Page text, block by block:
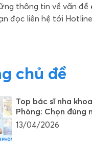
thông tin về vấn đề
đọc liên hệ tới
chủ đề
Top bác sĩ nha
Phòng: Chọn đúng
tránh rủi ro
13/04/2026